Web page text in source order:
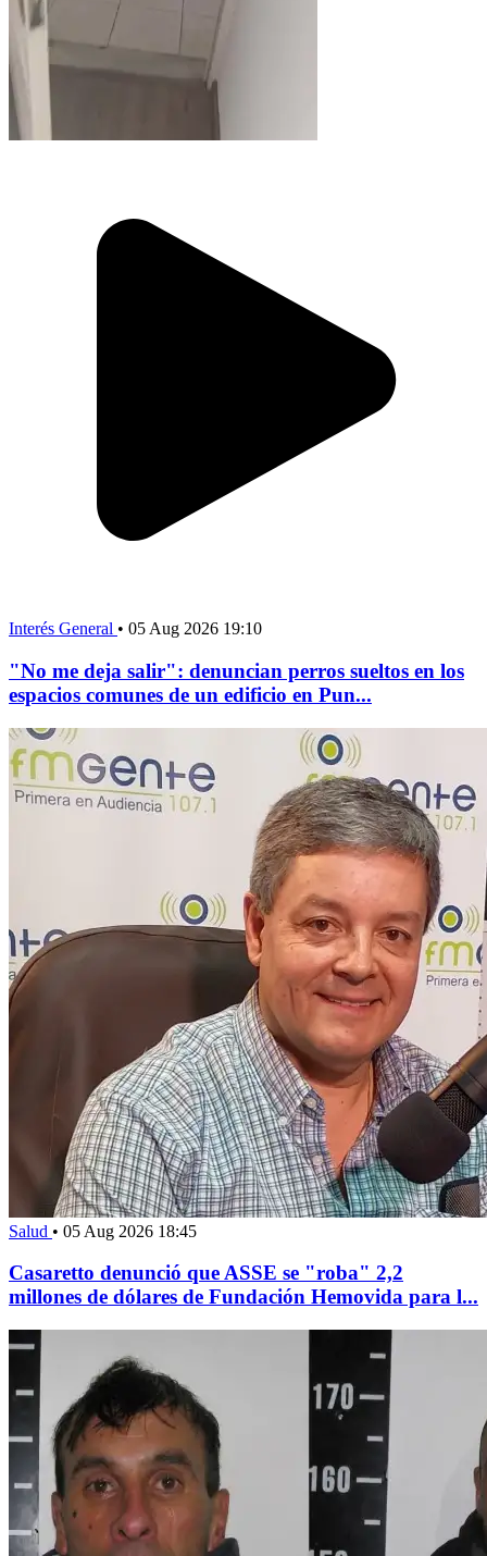
Interés General • 05 Aug 2026 19:10
"No me deja salir": denuncian perros sueltos en los
espacios comunes de un edificio en Pun...
Salud • 05 Aug 2026 18:45
Casaretto denunció que ASSE se "roba" 2,2
millones de dólares de Fundación Hemovida para l...